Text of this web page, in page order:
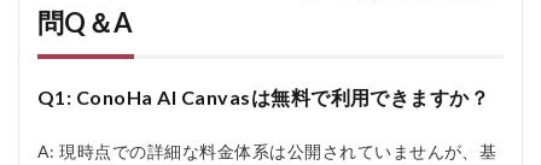
問Q＆A
Q1: ConoHa AI Canvasは無料で利用できますか？
A: 現時点での詳細な料金体系は公開されていませんが、基